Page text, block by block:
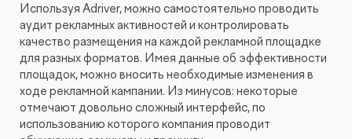
Используя Adriver, можно самостоятельно проводить
аудит рекламных активностей и контролировать
качество размещения на каждой рекламной площадке
для разных форматов. Имея данные об эффективности
площадок, можно вносить необходимые изменения в
ходе рекламной кампании. Из минусов: некоторые
отмечают довольно сложный интерфейс, по
использованию которого компания проводит